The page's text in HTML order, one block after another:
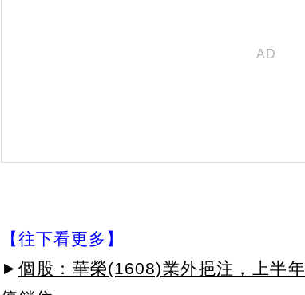
【往下看更多】
► 個股：華榮(1608)業外挹注，上半